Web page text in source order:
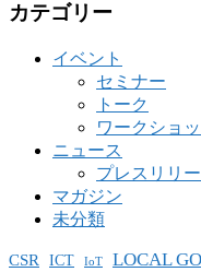
カテゴリー
イベント
セミナー
トーク
ワークショ
ニュース
プレスリリ
マガジン
未分類
CSR ICT IoT LOCAL